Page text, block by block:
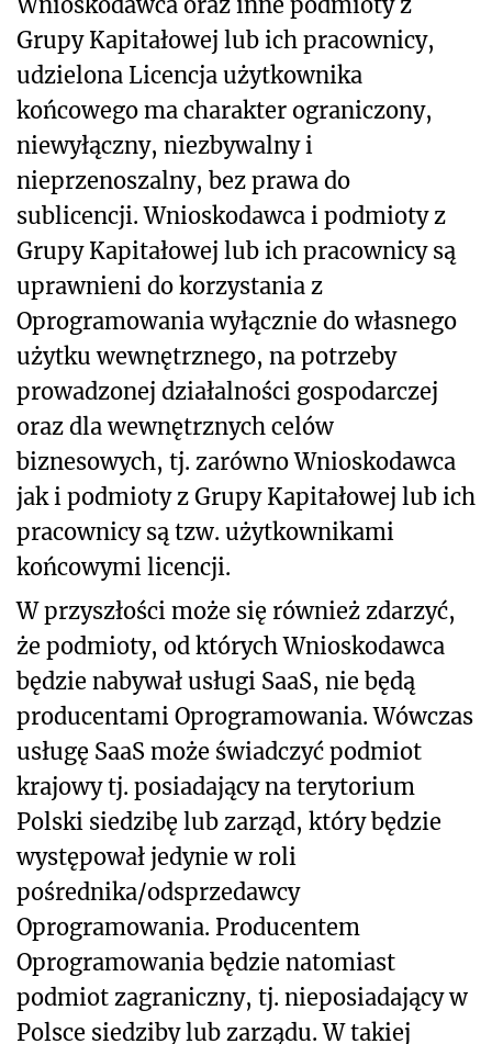
Grupy Kapitałowej lub ich pracownicy,
udzielona Licencja użytkownika
końcowego ma charakter ograniczony,
niewyłączny, niezbywalny i
nieprzenoszalny, bez prawa do
sublicencji. Wnioskodawca i podmioty z
Grupy Kapitałowej lub ich pracownicy są
uprawnieni do korzystania z
Oprogramowania wyłącznie do własnego
użytku wewnętrznego, na potrzeby
prowadzonej działalności gospodarczej
oraz dla wewnętrznych celów
biznesowych, tj. zarówno Wnioskodawca
jak i podmioty z Grupy Kapitałowej lub ich
pracownicy są tzw. użytkownikami
końcowymi licencji.
W przyszłości może się również zdarzyć,
że podmioty, od których Wnioskodawca
będzie nabywał usługi SaaS, nie będą
producentami Oprogramowania. Wówczas
usługę SaaS może świadczyć podmiot
krajowy tj. posiadający na terytorium
Polski siedzibę lub zarząd, który będzie
występował jedynie w roli
pośrednika/odsprzedawcy
Oprogramowania. Producentem
Oprogramowania będzie natomiast
podmiot zagraniczny, tj. nieposiadający w
Polsce siedziby lub zarządu. W takiej